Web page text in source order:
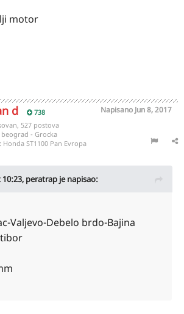
motor
d 738 Napisano Jun 8, 2017
527 postova
beograd - Grocka
Honda ST1100 Pan Evropa
10:23, peratrap je napisao:
Valjevo-Debelo brdo-Bajina